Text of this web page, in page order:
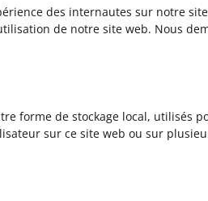
des internautes sur notre
de notre site web. Nous
forme de stockage local, utilisés
sur ce site web ou sur